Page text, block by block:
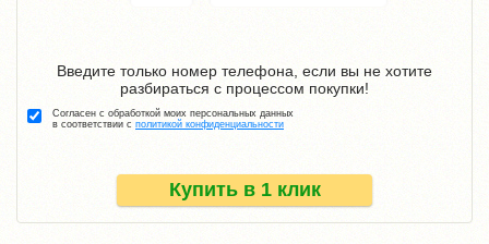
Купить в 1 клик
Введите только номер телефона, если вы не хотите
разбираться с процессом покупки!
Согласен с обработкой моих персональных данных
в соответствии с политикой конфиденциальности